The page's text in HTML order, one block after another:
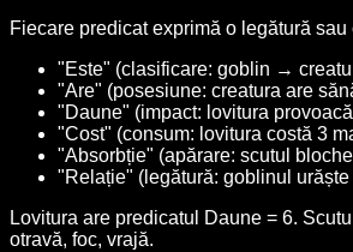
Fiecare predicat exprimă o legătură sau
"Este" (clasificare: goblin →
"Are" (posesiune: creatura are
"Daune" (impact: lovitura
"Cost" (consum: lovitura costă 3
"Absorbție" (apărare: scutul
"Relație" (legătură: goblinul
Lovitura are predicatul Daune = 6.
otravă, foc, vrajă.